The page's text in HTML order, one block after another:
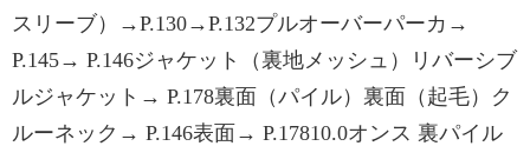
スリーブ）→P.130→P.132プルオーバーパーカ→
P.145→ P.146ジャケット（裏地メッシュ）リバーシブ
ルジャケット→ P.178裏面（パイル）裏面（起毛）ク
ルーネック→ P.146表面→ P.17810.0オンス 裏パイル